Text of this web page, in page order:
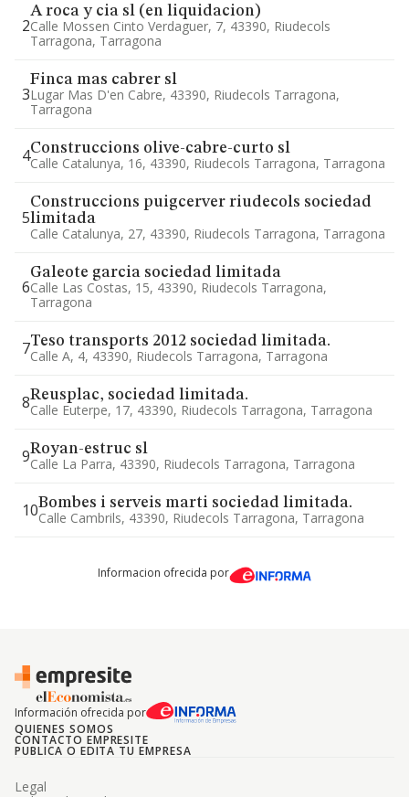
2
A roca y cia sl (en liquidacion)
Calle Mossen Cinto Verdaguer, 7, 43390, Riudecols
Tarragona, Tarragona
3
Finca mas cabrer sl
Lugar Mas D'en Cabre, 43390, Riudecols Tarragona,
Tarragona
4Construccions olive-cabre-curto sl
Calle Catalunya, 16, 43390, Riudecols Tarragona, Tarragona
5
Construccions puigcerver riudecols sociedad
limitada
Calle Catalunya, 27, 43390, Riudecols Tarragona, Tarragona
6
Galeote garcia sociedad limitada
Calle Las Costas, 15, 43390, Riudecols Tarragona,
Tarragona
7Teso transports 2012 sociedad limitada.
Calle A, 4, 43390, Riudecols Tarragona, Tarragona
8Reusplac, sociedad limitada.
Calle Euterpe, 17, 43390, Riudecols Tarragona, Tarragona
9Royan-estruc sl
Calle La Parra, 43390, Riudecols Tarragona, Tarragona
10Bombes i serveis marti sociedad limitada.
Calle Cambrils, 43390, Riudecols Tarragona, Tarragona
Informacion ofrecida por
Información ofrecida por
QUIENES SOMOS
CONTACTO EMPRESITE
PUBLICA O EDITA TU EMPRESA
Legal